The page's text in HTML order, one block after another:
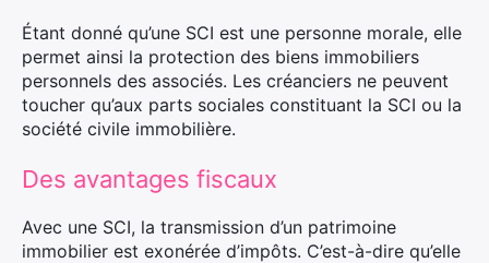
Étant donné qu’une SCI est une personne morale, elle
permet ainsi la protection des biens immobiliers
personnels des associés. Les créanciers ne peuvent
toucher qu’aux parts sociales constituant la SCI ou la
société civile immobilière.
Des avantages fiscaux
Avec une SCI, la transmission d’un patrimoine
immobilier est exonérée d’impôts. C’est-à-dire qu’elle